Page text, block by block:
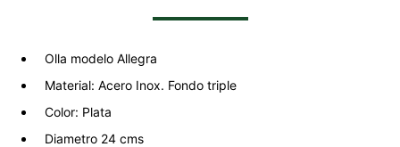
Olla modelo Allegra
Material: Acero Inox. Fondo triple
Color: Plata
Diametro 24 cms